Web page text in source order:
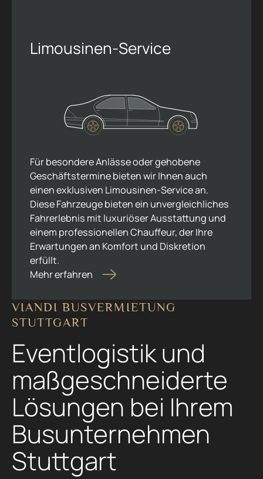
Limousinen-Service
Für besondere Anlässe oder gehobene
Geschäftstermine bieten wir Ihnen auch
einen exklusiven Limousinen-Service an.
Diese Fahrzeuge bieten ein unvergleichliches
Fahrerlebnis mit luxuriöser Ausstattung und
einem professionellen Chauffeur, der Ihre
Erwartungen an Komfort und Diskretion
erfüllt.
Mehr erfahren
VIANDI BUSVERMIETUNG
STUTTGART
Eventlogistik und
maßgeschneiderte
Lösungen bei Ihrem
Busunternehmen
Stuttgart